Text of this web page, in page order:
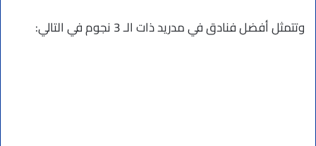
وتتمثل أفضل فنادق في مدريد ذات الـ 3 نجوم في التالي: